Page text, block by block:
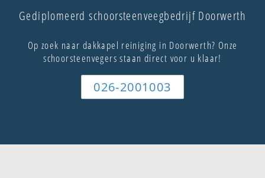
Gediplomeerd schoorsteenveegbedrijf Doorwerth
Op zoek naar dakkapel reiniging in Doorwerth? Onze
schoorsteenvegers staan direct voor u klaar!
026-2001003